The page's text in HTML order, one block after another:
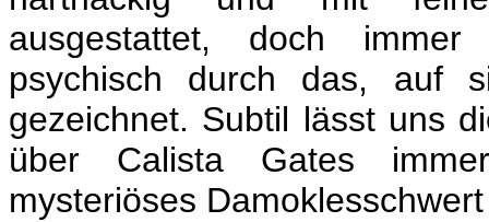
ausgestattet, doch
psychisch durch das, auf
gezeichnet. Subtil lässt uns
über Calista Gates
mysteriöses